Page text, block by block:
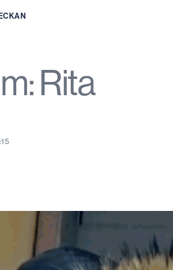
Rita